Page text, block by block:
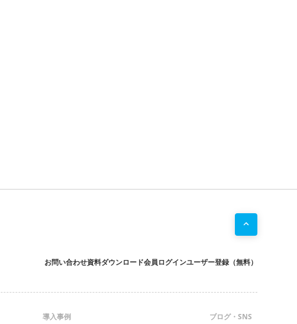
お問い合わせ資料ダウンロード会員ログインユーザー登録（無料）
導入事例
ブログ・SNS